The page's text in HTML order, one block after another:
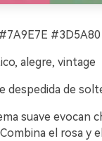
alegre, vintage
despedida de
suave evocan
el rosa y